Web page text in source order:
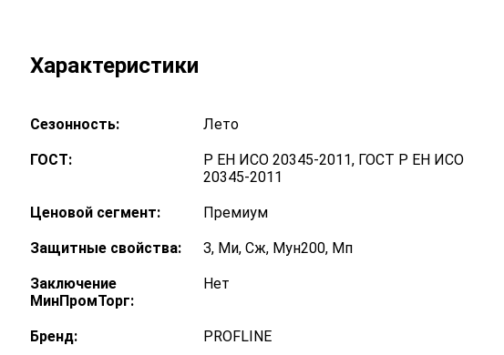
Характеристики
Сезонность: Лето
ГОСТ:
Р ЕН ИСО 20345-2011, ГОСТ Р ЕН ИСО
20345-2011
Ценовой сегмент: Премиум
Защитные свойства: З, Ми, Сж, Мун200, Мп
Заключение
МинПромТорг:
Нет
Бренд: PROFLINE